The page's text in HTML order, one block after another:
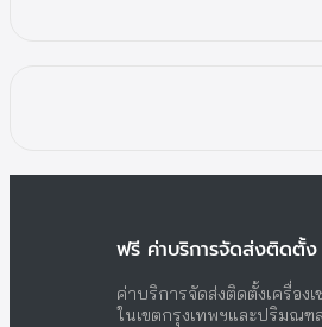
ฟรี ค่าบริการจัดส่งติดตั้ง
ค่าบริการจัดส่งติดตั้งเครื่อง
ในเขตกรุงเทพฯและปริมณฑล